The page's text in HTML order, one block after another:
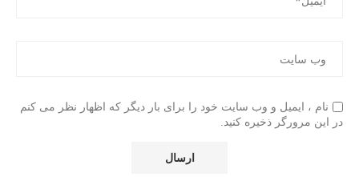
نام ، ایمیل و وب سایت خود را برای بار دیگر که اظهار نظر می کنم
در این مرورگر ذخیره کنید.